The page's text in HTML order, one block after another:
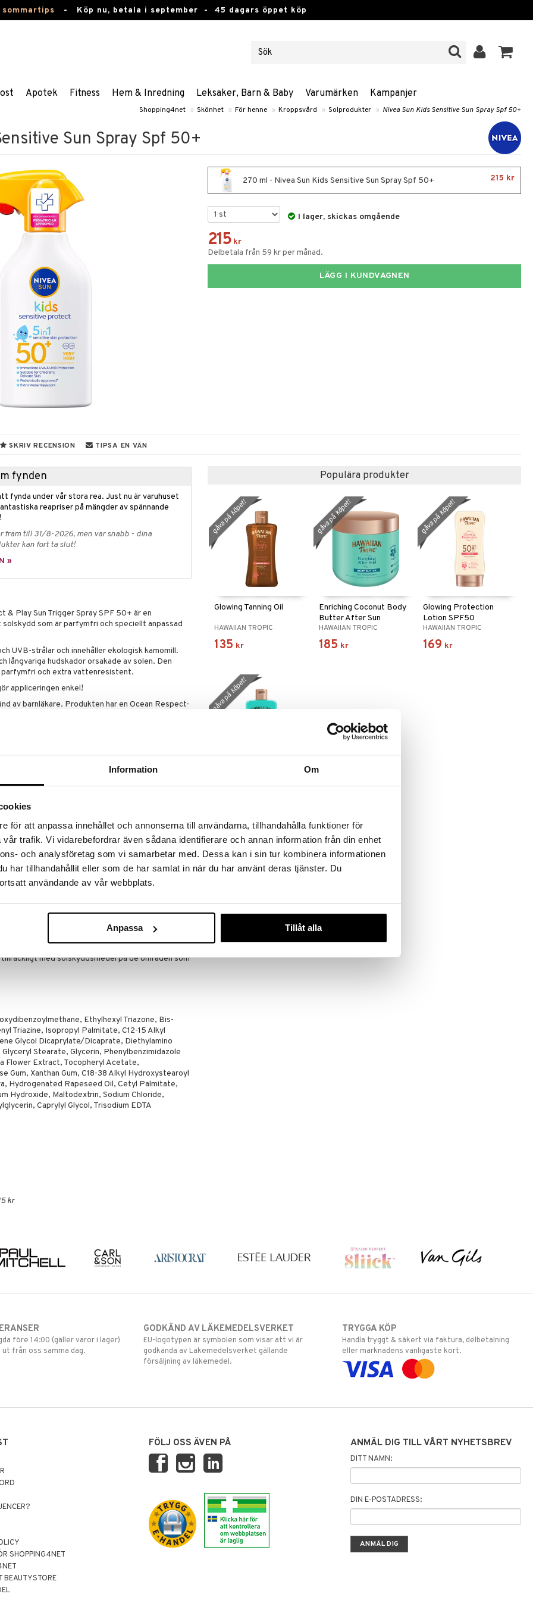
Information Om
för att anpassa innehållet och annonserna till användarna, tillhandahålla funktioner för
trafik. Vi vidarebefordrar även sådana identifierare och annan information från din enhet
och analysföretag som vi samarbetar med. Dessa kan i sin tur kombinera informationen
har tillhandahållit eller som de har samlat in när du har använt deras tjänster. Du
användande av vår webbplats.
Anpassa Tillåt alla
- Köp nu, betala i september - 45 dagars öppet köp
Apotek Fitness Hem & Inredning Leksaker, Barn & Baby Varumärken Kampanjer
Shopping4net » Skönhet » För henne » Kroppsvård » Solprodukter » Nivea Sun Kids Sensitive Sun Spray Spf 50+
Sun Spray Spf 50+
270 ml - Nivea Sun Kids Sensitive Sun Spray Spf 50+ 215 kr
I lager, skickas omgående
215 kr
Delbetala från 59 kr per månad.
LÄGG I KUNDVAGNEN
SKRIV RECENSION TIPSA EN VÄN
fynden
fynda under vår stora rea. Just nu är varuhuset
reapriser på mängder av spännande
fram till 31/8-2026, men var snabb - dina
kan fort ta slut!
»
& Play Sun Trigger Spray SPF 50+ är en
som är parfymfri och speciellt anpassad
UVB-strålar och innehåller ekologisk kamomill.
långvariga hudskador orsakade av solen. Den
och extra vattenresistent.
appliceringen enkel!
av barnläkare. Produkten har en Ocean Respect-
63% biologiskt nedbrytbar. För ett pålitligt
50+
UVB-strålar
applicering
efter bad/svettning/handdukstorkning.
20ml. För lite produkt reducerar skyddsnivån.
du använder solskydd. Överexponering av solen
småbarn mot direkt solljus.
med textilier och hårda ytor för att
med solskyddsmedel på de områden som
Ethylhexyl Triazone, Bis-
Triazine, Isopropyl Palmitate, C12-15 Alkyl
Glycol Dicaprylate/Dicaprate, Diethylamino
Stearate, Glycerin, Phenylbenzimidazole
Flower Extract, Tocopheryl Acetate,
Gum, Xanthan Gum, C18-38 Alkyl Hydroxystearoyl
Hydrogenated Rapeseed Oil, Cetyl Palmitate,
Hydroxide, Maltodextrin, Sodium Chloride,
Caprylyl Glycol, Trisodium EDTA
kr
Populära produkter
Glowing Tanning Oil
HAWAIIAN TROPIC
135 kr
gåva på köpet!
Enriching Coconut Body
Butter After Sun
HAWAIIAN TROPIC
185 kr
gåva på köpet!
Glowing Protection
Lotion SPF50
HAWAIIAN TROPIC
169 kr
gåva på köpet!
Soothing After Sun Gel
129 kr
gåva på köpet!
före 14:00 (gäller varor i lager)
från oss samma dag.
GODKÄND AV LÄKEMEDELSVERKET
EU-logotypen är symbolen som visar att vi är
godkända av Läkemedelsverket gällande
försäljning av läkemedel.
TRYGGA KÖP
Handla tryggt & säkert via faktura, delbetalning
eller marknadens vanligaste kort.
SHOPPING4NET
BEAUTYSTORE
FÖLJ OSS ÄVEN PÅ ANMÄL DIG TILL VÅRT NYHETSBREV
DITT NAMN:
DIN E-POSTADRESS: